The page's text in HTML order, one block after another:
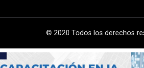
© 2020 Todos los derechos